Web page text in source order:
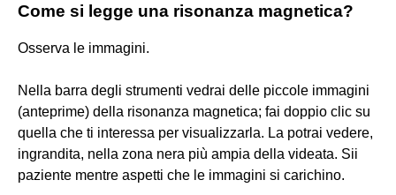
Come si legge una risonanza magnetica?
Osserva le immagini.
Nella barra degli strumenti vedrai delle piccole immagini
(anteprime) della risonanza magnetica; fai doppio clic su
quella che ti interessa per visualizzarla. La potrai vedere,
ingrandita, nella zona nera più ampia della videata. Sii
paziente mentre aspetti che le immagini si carichino.